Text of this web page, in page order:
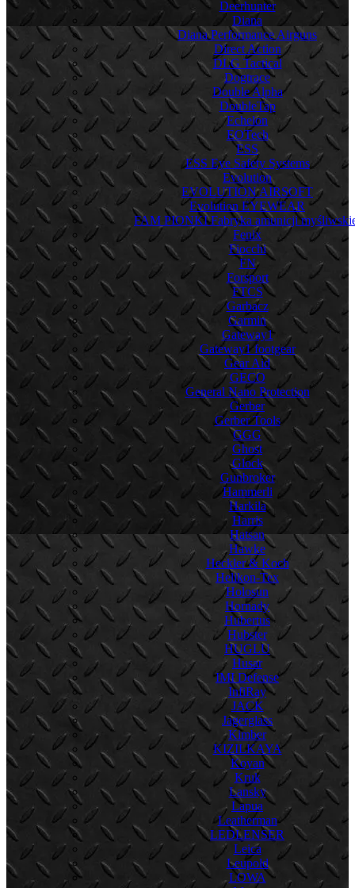
Deerhunter
Diana
Diana Performance Airguns
Direct Action
DLG Tactical
Dogtrace
Double Alpha
DoubleTap
Echelon
EOTech
ESS
ESS Eye Safety Systems
Evolution
EVOLUTION AIRSOFT
Evolution EYEWEAR
FAM PIONKI Fabryka amunicji
Fenix
Fiocchi
FN
Forsport
FTCS
Garbacz
Garmin
Gateway1
Gateway1 footgear
Gear Aid
GECO
General Nano Protection
Gerber
Gerber Tools
GGG
Ghost
Glock
Gunbroker
Hammerli
Harkila
Harris
Hatsan
Hawke
Heckler & Koch
Helikon-Tex
Holosun
Hornady
Hubertus
Hubster
HUGLU
Husar
IMI Defense
InfiRay
JACK
Jagerglass
Kimber
KIZILKAYA
Koyan
Kruk
Lansky
Lapua
Leatherman
LEDLENSER
Leica
Leupold
LOWA